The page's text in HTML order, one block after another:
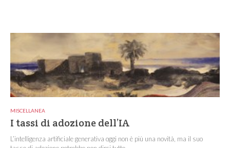
MISCELLANEA
I tassi di adozione dell’IA
L’intelligenza artificiale generativa oggi non è più una novità, ma il suo